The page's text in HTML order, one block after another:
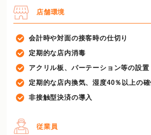
店舗環境
会計時や対面の接客時の仕切り
定期的な店内消毒
アクリル板、パーテーション等の設置
定期的な店内換気、湿度40％以上の確
非接触型決済の導入
従業員